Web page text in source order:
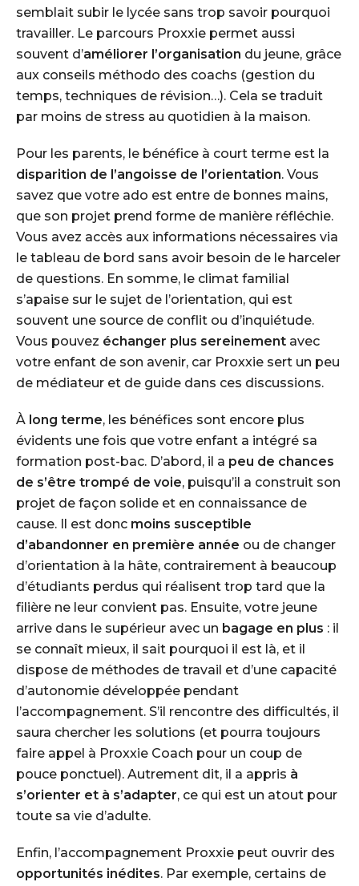
semblait subir le lycée sans trop savoir pourquoi
travailler. Le parcours Proxxie permet aussi
souvent d’améliorer l’organisation du jeune, grâce
aux conseils méthodo des coachs (gestion du
temps, techniques de révision…). Cela se traduit
par moins de stress au quotidien à la maison.
Pour les parents, le bénéfice à court terme est la
disparition de l’angoisse de l’orientation. Vous
savez que votre ado est entre de bonnes mains,
que son projet prend forme de manière réfléchie.
Vous avez accès aux informations nécessaires via
le tableau de bord sans avoir besoin de le harceler
de questions. En somme, le climat familial
s’apaise sur le sujet de l’orientation, qui est
souvent une source de conflit ou d’inquiétude.
Vous pouvez échanger plus sereinement avec
votre enfant de son avenir, car Proxxie sert un peu
de médiateur et de guide dans ces discussions.
À long terme, les bénéfices sont encore plus
évidents une fois que votre enfant a intégré sa
formation post-bac. D’abord, il a peu de chances
de s’être trompé de voie, puisqu’il a construit son
projet de façon solide et en connaissance de
cause. Il est donc moins susceptible
d’abandonner en première année ou de changer
d’orientation à la hâte, contrairement à beaucoup
d’étudiants perdus qui réalisent trop tard que la
filière ne leur convient pas. Ensuite, votre jeune
arrive dans le supérieur avec un bagage en plus : il
se connaît mieux, il sait pourquoi il est là, et il
dispose de méthodes de travail et d’une capacité
d’autonomie développée pendant
l’accompagnement. S’il rencontre des difficultés, il
saura chercher les solutions (et pourra toujours
faire appel à Proxxie Coach pour un coup de
pouce ponctuel). Autrement dit, il a appris à
s’orienter et à s’adapter, ce qui est un atout pour
toute sa vie d’adulte.
Enfin, l’accompagnement Proxxie peut ouvrir des
opportunités inédites. Par exemple, certains de